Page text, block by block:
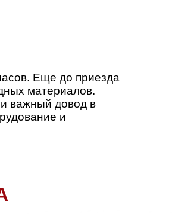
Еще до приезда
материалов.
важный довод в
и